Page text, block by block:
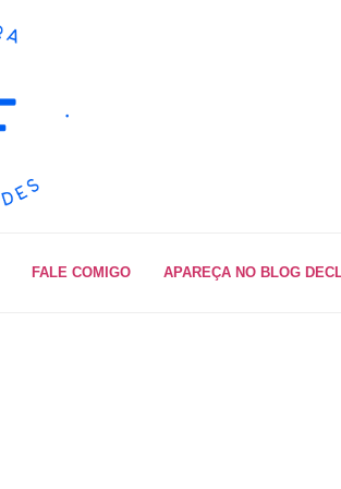
FALE COMIGO APAREÇA NO BLOG